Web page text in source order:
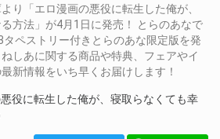
り「エロ漫画の悪役に転生した俺が、
方法」が4月1日に発売！ とらのあなで
ペストリー付きとらのあな限定版を発
しあに関する商品や特典、フェアやイ
新情報をいち早くお届けします！
役に転生した俺が、寝取らなくても幸